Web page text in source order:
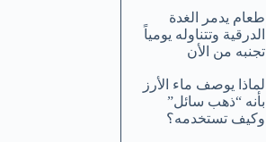
طعام يدمر الغدة
الدرقية وتتناوله يومياً
تجنبه من الأن
لماذا يوصف ماء الأرز
بأنه “ذهب سائل”
وكيف تستخدمه؟